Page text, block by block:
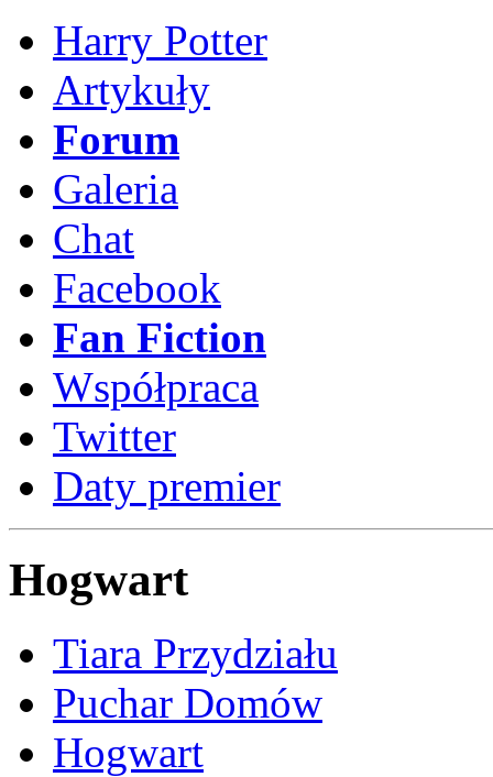
Harry Potter
Artykuły
Forum
Galeria
Chat
Facebook
Fan Fiction
Współpraca
Twitter
Daty premier
Hogwart
Tiara Przydziału
Puchar Domów
Hogwart